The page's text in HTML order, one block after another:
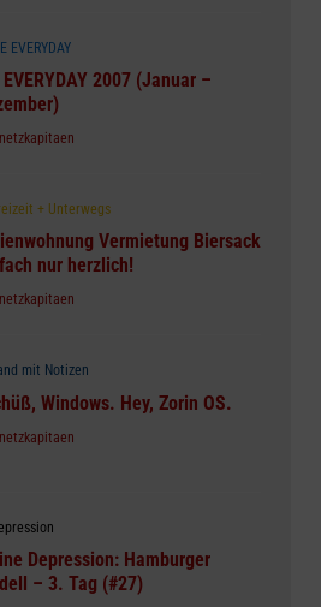
EVERYDAY
EVERYDAY 2007 (Januar –
netzkapitaen
+ Unterwegs
Vermietung Biersack
nur herzlich!
netzkapitaen
mit Notizen
Windows. Hey, Zorin OS.
netzkapitaen
Depression: Hamburger
– 3. Tag (#27)